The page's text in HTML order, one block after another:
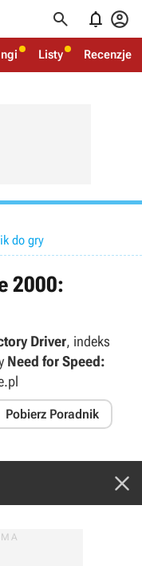
  
Listy Recenzje
do gry
2000:
Driver, indeks
Need for Speed:
Pobierz Poradnik
